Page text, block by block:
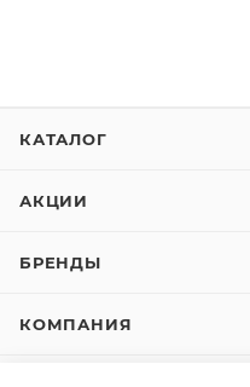
КАТАЛОГ
АКЦИИ
БРЕНДЫ
КОМПАНИЯ